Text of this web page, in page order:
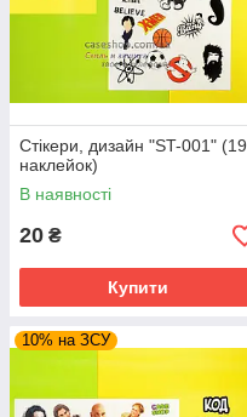
Стікери, дизайн "ST-001" (19
наклейок)
В наявності
20 ₴
Купити
10% на ЗСУ